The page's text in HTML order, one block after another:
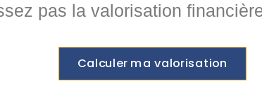
pas la valorisation
Calculer ma valorisation